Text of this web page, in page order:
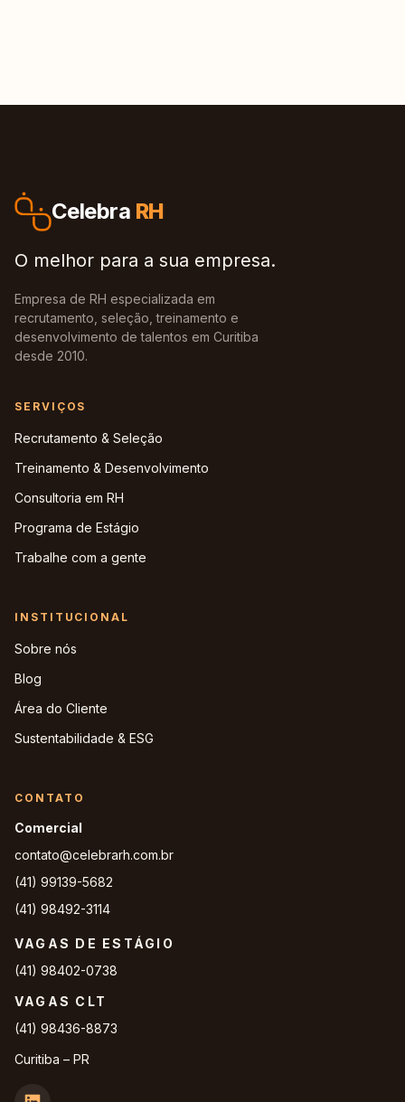
Celebra RH
O melhor para a sua empresa.
Empresa de RH especializada em
recrutamento, seleção, treinamento e
desenvolvimento de talentos em Curitiba
desde 2010.
SERVIÇOS
Recrutamento & Seleção
Treinamento & Desenvolvimento
Consultoria em RH
Programa de Estágio
Trabalhe com a gente
INSTITUCIONAL
Sobre nós
Blog
Área do Cliente
Sustentabilidade & ESG
CONTATO
Comercial
contato@celebrarh.com.br
(41) 99139-5682
(41) 98492-3114
VAGAS DE ESTÁGIO
(41) 98402-0738
VAGAS CLT
(41) 98436-8873
Curitiba – PR